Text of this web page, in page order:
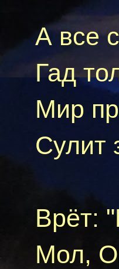
A все
Гад
Мир
Сулит
Врёт:
Мол, O